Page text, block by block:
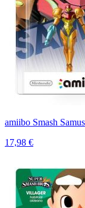
amiibo Smash Samus
17,98 €